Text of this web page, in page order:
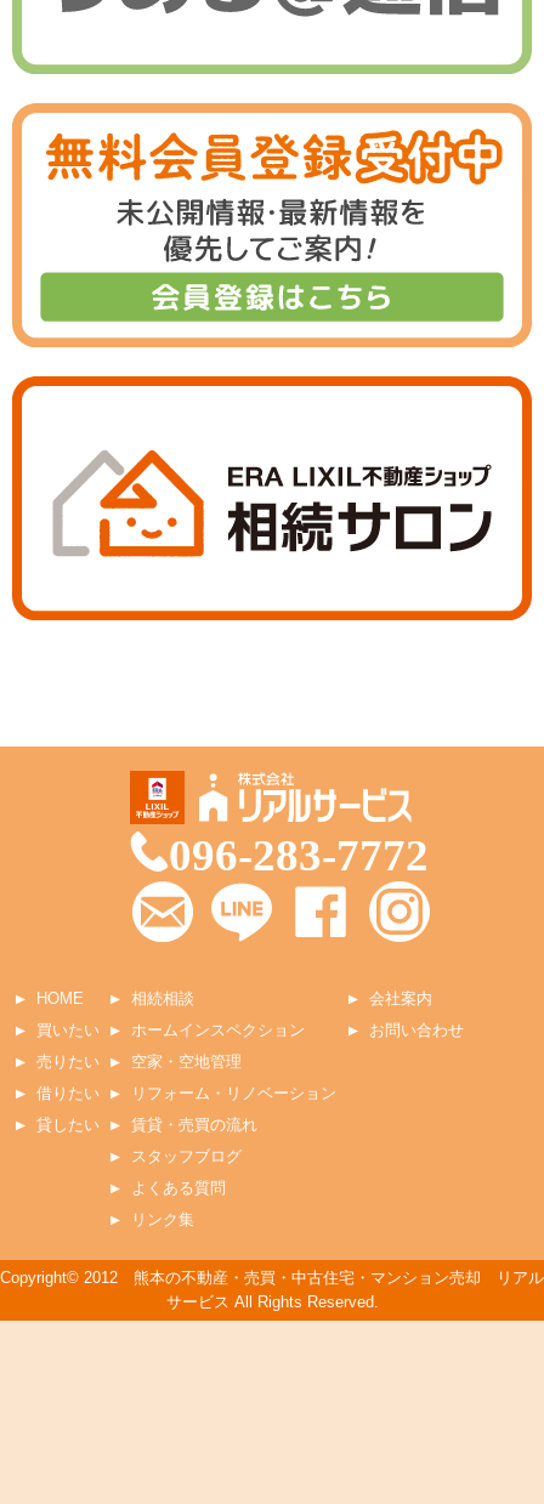
096-283-7772
HOME
買いたい
売りたい
借りたい
貸したい
相続相談
ホームインスペクション
空家・空地管理
リフォーム・リノベーション
賃貸・売買の流れ
スタッフブログ
よくある質問
リンク集
会社案内
お問い合わせ
Copyright© 2012 熊本の不動産・売買・中古住宅・マンション売却 リアル
サービス All Rights Reserved.